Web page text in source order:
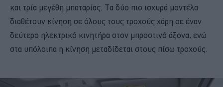
και τρία μεγέθη μπαταρίας. Τα δύο πιο ισχυρά μοντέλα
διαθέτουν κίνηση σε όλους τους τροχούς χάρη σε έναν
δεύτερο ηλεκτρικό κινητήρα στον μπροστινό άξονα, ενώ
στα υπόλοιπα η κίνηση μεταδίδεται στους πίσω τροχούς.